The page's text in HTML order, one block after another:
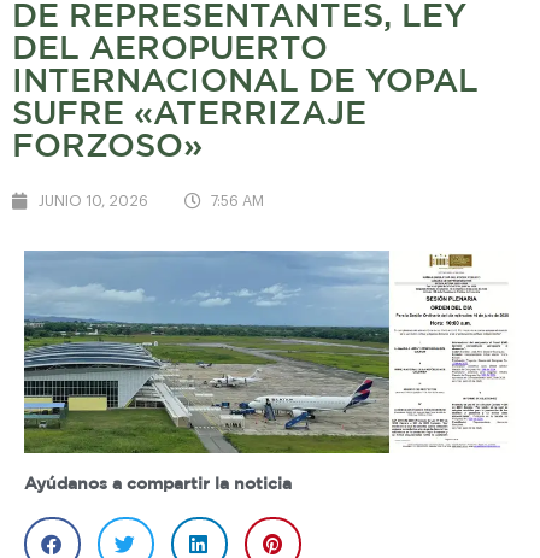
DE REPRESENTANTES, LEY
DEL AEROPUERTO
INTERNACIONAL DE YOPAL
SUFRE «ATERRIZAJE
FORZOSO»
JUNIO 10, 2026 7:56 AM
Ayúdanos a compartir la noticia